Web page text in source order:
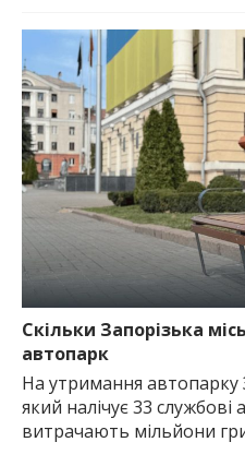
Скільки Запорізька
автопарк
На утримання автопарку
який налічує 33
витрачають мільйони